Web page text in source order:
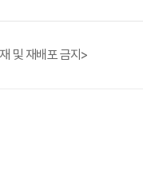
및 재배포 금지>